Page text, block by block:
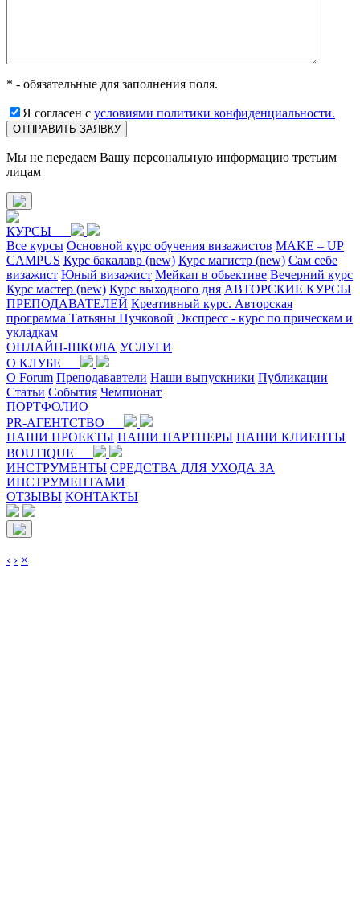
* - обязательные для заполнения поля.
Я согласен с условиями политики конфиденциальности.
ОТПРАВИТЬ ЗАЯВКУ
Мы не передаем Вашу персональную информацию третьим
лицам
КУРСЫ
Все курсы Основной курс обучения визажистов MAKE – UP
CAMPUS Курс бакалавр (new) Курс магистр (new) Сам себе
визажист Юный визажист Мейкап в обьективе Вечерний курс
Курс мастер (new) Курс выходного дня АВТОРСКИЕ КУРСЫ
ПРЕПОДАВАТЕЛЕЙ Креативный курс. Авторская
программа Татьяны Пучковой Экспресс - курс по прическам и
укладкам
ОНЛАЙН-ШКОЛА УСЛУГИ
О КЛУБЕ
O Forum Преподававтели Наши выпускники Публикации
Статьи События Чемпионат
ПОРТФОЛИО
PR-АГЕНТСТВО
НАШИ ПРОЕКТЫ НАШИ ПАРТНЕРЫ НАШИ КЛИЕНТЫ
BOUTIQUE
ИНСТРУМЕНТЫ СРЕДСТВА ДЛЯ УХОДА ЗА
ИНСТРУМЕНТАМИ
ОТЗЫВЫ КОНТАКТЫ
‹ › ×